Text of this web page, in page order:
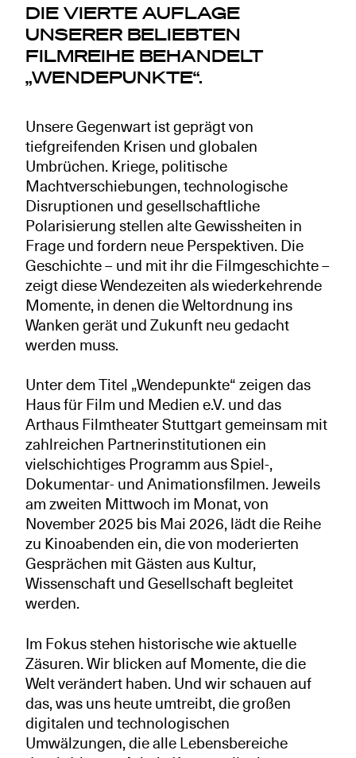
DIE VIERTE AUFLAGE
UNSERER BELIEBTEN
FILMREIHE BEHANDELT
„WENDEPUNKTE“.
Unsere Gegenwart ist geprägt von
tiefgreifenden Krisen und globalen
Umbrüchen. Kriege, politische
Machtverschiebungen, technologische
Disruptionen und gesellschaftliche
Polarisierung stellen alte Gewissheiten in
Frage und fordern neue Perspektiven. Die
Geschichte – und mit ihr die Filmgeschichte –
zeigt diese Wendezeiten als wiederkehrende
Momente, in denen die Weltordnung ins
Wanken gerät und Zukunft neu gedacht
werden muss.
Unter dem Titel „Wendepunkte“ zeigen das
Haus für Film und Medien e.V. und das
Arthaus Filmtheater Stuttgart gemeinsam mit
zahlreichen Partnerinstitutionen ein
vielschichtiges Programm aus Spiel-,
Dokumentar- und Animationsfilmen. Jeweils
am zweiten Mittwoch im Monat, von
November 2025 bis Mai 2026, lädt die Reihe
zu Kinoabenden ein, die von moderierten
Gesprächen mit Gästen aus Kultur,
Wissenschaft und Gesellschaft begleitet
werden.
Im Fokus stehen historische wie aktuelle
Zäsuren. Wir blicken auf Momente, die die
Welt verändert haben. Und wir schauen auf
das, was uns heute umtreibt, die großen
digitalen und technologischen
Umwälzungen, die alle Lebensbereiche